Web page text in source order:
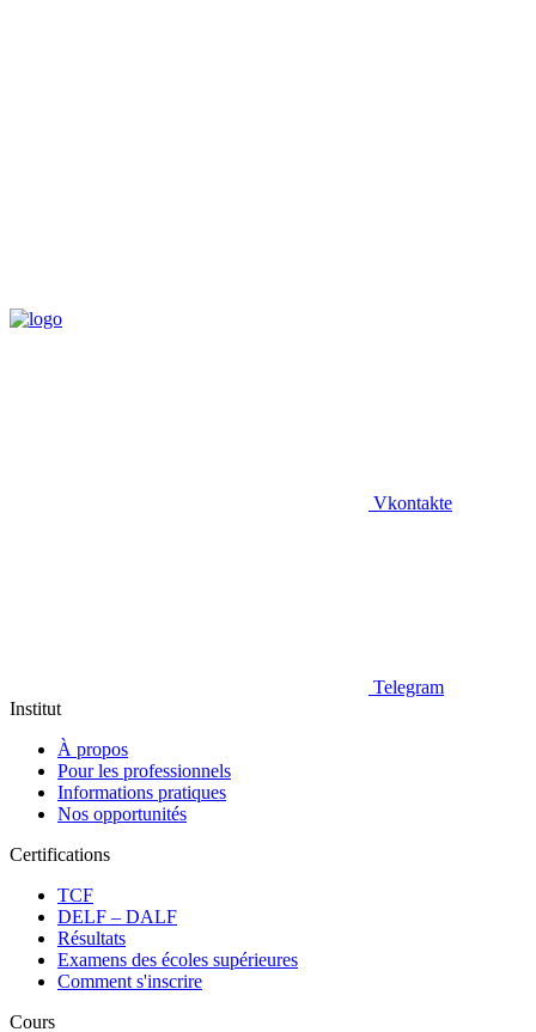
Vkontakte
Telegram
Institut
À propos
Pour les professionnels
Informations pratiques
Nos opportunités
Certifications
TCF
DELF – DALF
Résultats
Examens des écoles supérieures
Comment s'inscrire
Cours